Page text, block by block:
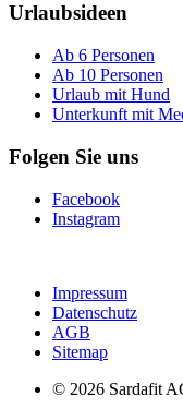
Urlaubsideen
Ab 6 Personen
Ab 10 Personen
Urlaub mit Hund
Unterkunft mit
Folgen Sie uns
Facebook
Instagram
Impressum
Datenschutz
AGB
Sitemap
© 2026 Sardafit